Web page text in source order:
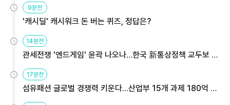
9분전
'캐시딜' 캐시워크 돈 버는 퀴즈, 정답은?
14분전
관세전쟁 '엔드게임' 윤곽 나오나…한국 新통상정책 교두보 활
17분전
섬유패션 글로벌 경쟁력 키운다…산업부 15개 과제 180억 지